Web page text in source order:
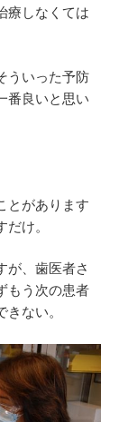
療しなくては
ういった予防
番良いと思い
とがあります
け。
が、歯医者さ
もう次の患者
ない。